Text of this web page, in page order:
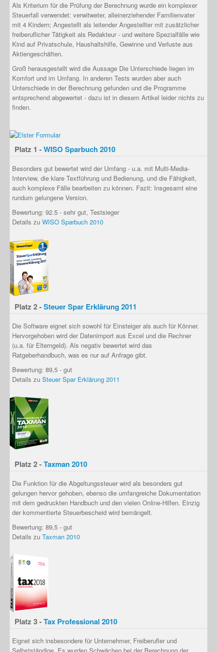
Als Kriterium für die Prüfung der Berechnung wurde ein komplexer
Steuerfall verwendet: verwitweter, alleinerziehender Familienvater
mit 4 Kindern; Angestellt als leitender Angestellter mit zusätzlicher
freiberuflicher Tätigkeit als Redakteur - und weitere Spezialfälle wie
Kind auf Privatschule, Haushaltshilfe, Gewinne und Verluste aus
Aktiengeschäften.
Groß herausgestellt wird die Aussage Die Unterschiede liegen im
Komfort und im Umfang. In anderen Tests wurden aber auch
Unterschiede in der Berechnung gefunden und die Programme
entsprechend abgewertet - dazu ist in diesem Artikel leider nichts zu
finden.
Platz 1 -WISO Sparbuch 2010
Besonders gut bewertet wird der Umfang - u.a. mit Multi-Media-
Interview, die klare Textführung und Bedienung, und die Fähigkeit,
auch komplexe Fälle bearbeiten zu können. Fazit: Insgesamt eine
rundum gelungene Version.
Bewertung: 92.5 - sehr gut, Testsieger
Details zu WISO Sparbuch 2010
Platz 2 -Steuer Spar Erklärung 2011
Die Software eignet sich sowohl für Einsteiger als auch für Könner.
Hervorgehoben wird der Datenimport aus Excel und die Rechner
(u.a. für Elterngeld). Als negativ bewertet wird das
Ratgeberhandbuch, was es nur auf Anfrage gibt.
Bewertung: 89,5 - gut
Details zu Steuer Spar Erklärung 2011
Platz 2 -Taxman 2010
Die Funktion für die Abgeltungssteuer wird als besonders gut
gelungen hervor gehoben, ebenso die umfangreiche Dokumentation
mit dem gedruckten Handbuch und den vielen Online-Hilfen. Einzig
der kommentierte Steuerbescheid wird bemängelt.
Bewertung: 89,5 - gut
Details zu Taxman 2010
Platz 3 -Tax Professional 2010
Eignet sich insbesondere für Unternehmer, Freiberufler und
Selbstständige . Es wurden Schwächen bei der Berechnung der